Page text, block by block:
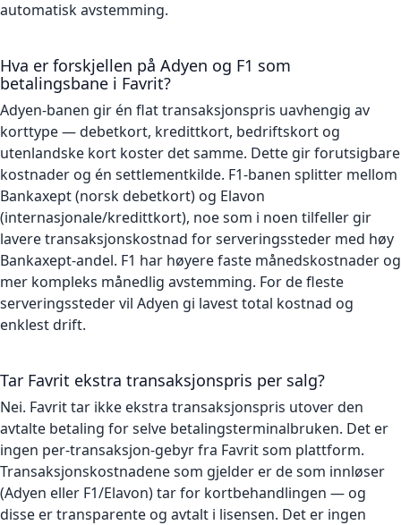
automatisk avstemming.
Hva er forskjellen på Adyen og F1 som
betalingsbane i Favrit?
Adyen-banen gir én flat transaksjonspris uavhengig av
korttype — debetkort, kredittkort, bedriftskort og
utenlandske kort koster det samme. Dette gir forutsigbare
kostnader og én settlementkilde. F1-banen splitter mellom
Bankaxept (norsk debetkort) og Elavon
(internasjonale/kredittkort), noe som i noen tilfeller gir
lavere transaksjonskostnad for serveringssteder med høy
Bankaxept-andel. F1 har høyere faste månedskostnader og
mer kompleks månedlig avstemming. For de fleste
serveringssteder vil Adyen gi lavest total kostnad og
enklest drift.
Tar Favrit ekstra transaksjonspris per salg?
Nei. Favrit tar ikke ekstra transaksjonspris utover den
avtalte betaling for selve betalingsterminalbruken. Det er
ingen per-transaksjon-gebyr fra Favrit som plattform.
Transaksjonskostnadene som gjelder er de som innløser
(Adyen eller F1/Elavon) tar for kortbehandlingen — og
disse er transparente og avtalt i lisensen. Det er ingen